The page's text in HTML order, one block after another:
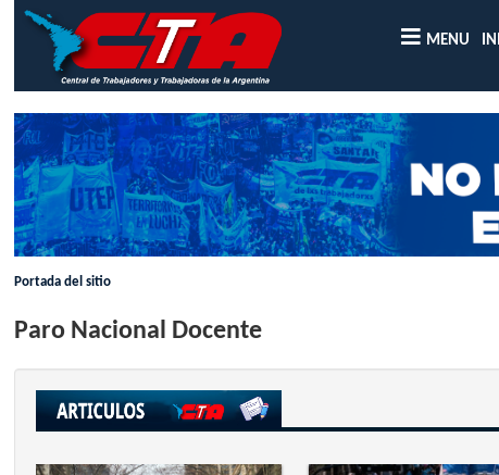
MENU
Portada del sitio
Paro Nacional Docente